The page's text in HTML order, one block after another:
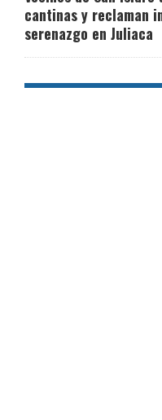
cantinas y reclaman
serenazgo en Juliaca